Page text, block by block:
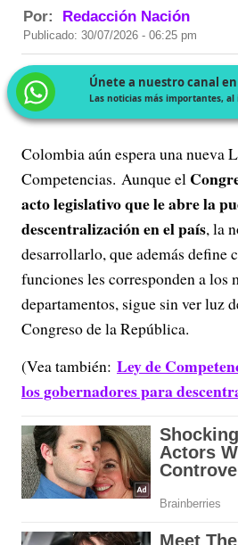
Por: Redacción Nación
Publicado: 30/07/2026 - 06:25 pm
Únete a nuestro canal
Las noticias más importantes,
Colombia aún espera una nueva
Competencias. Aunque el
acto legislativo que le abre la
descentralización en el país, la
desarrollarlo, que además define
funciones les corresponden a los
departamentos, sigue sin ver luz
Congreso de la República.
(Vea también: Ley de
los gobernadores para